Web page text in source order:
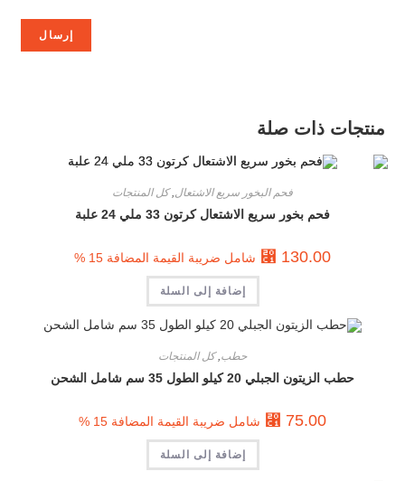
منتجات ذات صلة
فحم البخور سريع الاشتعال,كل المنتجات
فحم بخور سريع الاشتعال كرتون 33 ملي 24 علبة
⃁ 130.00 شامل ضريبة القيمة المضافة 15 %
إضافة إلى السلة
حطب ,كل المنتجات
حطب الزيتون الجبلي 20 كيلو الطول 35 سم شامل الشحن
⃁ 75.00 شامل ضريبة القيمة المضافة 15 %
إضافة إلى السلة